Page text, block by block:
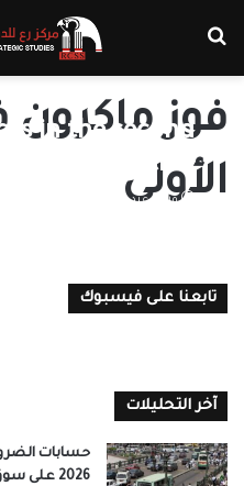
فوز ماكرون
الأولى
in the second
election
وردة عبد الرازق
تابعنا على فيسبوك
آخر التحليلات
حسابات
2026 على سوق العمل المصري